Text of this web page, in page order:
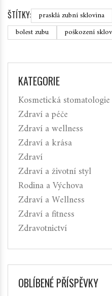
ŠTÍTKY: prasklá zubní sklovina
bolest zubu
poškození
KATEGORIE
Kosmetická stomatologie
Zdraví a péče
Zdraví a wellness
Zdraví a krása
Zdraví
Zdraví a životní styl
Rodina a Výchova
Zdraví a Wellness
Zdraví a fitness
Zdravotnictví
OBLÍBENÉ PŘÍSPĚVKY